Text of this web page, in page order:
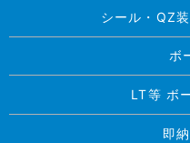
シール・QZ
ボ
LT等 ボ
即